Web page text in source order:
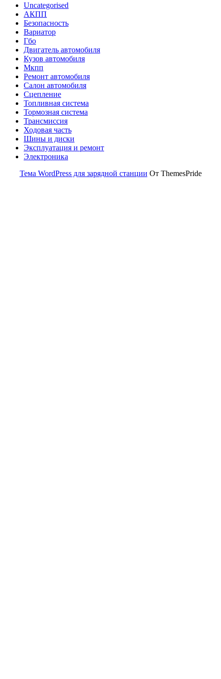
Uncategorised
АКПП
Безопасность
Вариатор
Гбо
Двигатель автомобиля
Кузов автомобиля
Мкпп
Ремонт автомобиля
Салон автомобиля
Сцепление
Топливная система
Тормозная система
Трансмиссия
Ходовая часть
Шины и диски
Эксплуатация и ремонт
Электроника
Тема WordPress для зарядной станции От ThemesPride